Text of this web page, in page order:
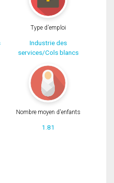
Type d'emploi
Industrie des
services/Cols blancs
Nombre moyen d'enfants
1.81